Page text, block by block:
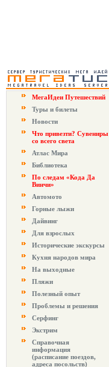
МегаИдеи Путешествий
Туры и билеты
Новости
Что привезти? Сувениры
со всего света
Атлас Мира
Библиотека
По следам «Кода Да
Винчи»
Автомото
Горные лыжи
Дайвинг
Для взрослых
Исторические экскурсы
Кухня народов мира
На выходные
Пляжи
Полезный опыт
Проблемы и решения
Серфинг
Экстрим
Справочная
информация
(расписание поездов,
адреса посольств)